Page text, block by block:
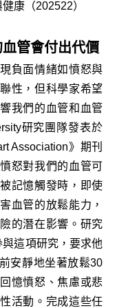
康（202522）
管會付出代價
負面情緒如憤怒與
性，但科學家希望
我們的血管和血管
研究團隊發表於
Association》期刊
怒對我們的血管可
記憶觸發時，即使
血管的放鬆能力，
的潛在影響。研究
這項研究，要求他
安靜地坐著放鬆30
憶憤怒、焦慮或悲
活動。完成這些任